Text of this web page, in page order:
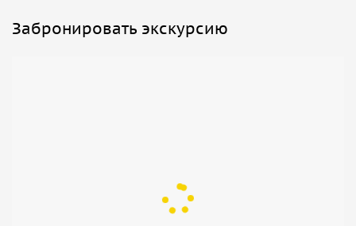
Забронировать экскурсию